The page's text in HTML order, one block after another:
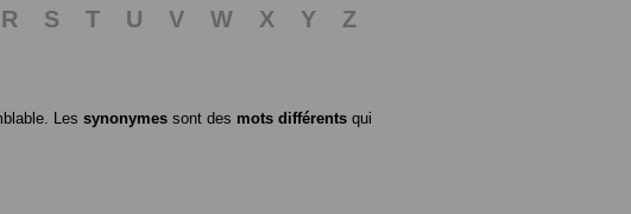
R S T U V W X Y
Z
Les synonymes sont des mots différents qui